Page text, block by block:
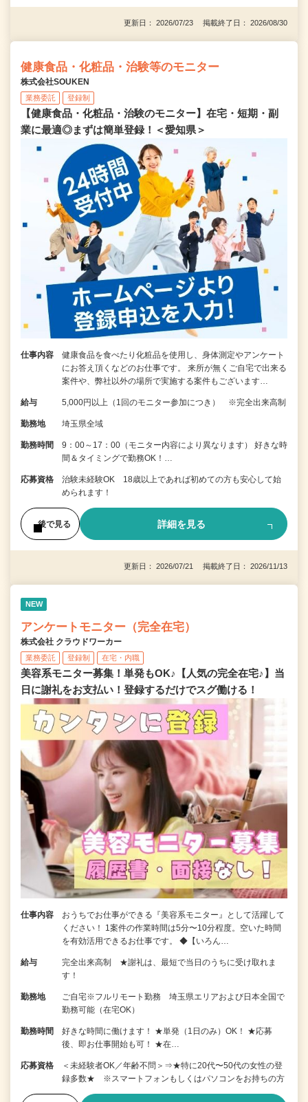
更新日： 2026/07/23 掲載終了日： 2026/08/30
健康食品・化粧品・治験等のモニター
株式会社SOUKEN
業務委託 登録制
【健康食品・化粧品・治験のモニター】在宅・短期・副
業に最適◎まずは簡単登録！＜愛知県＞
仕事内容
健康食品を食べたり化粧品を使用し、身体測定やアンケート
にお答え頂くなどのお仕事です。 来所が無くご自宅で出来る
案件や、弊社以外の場所で実施する案件もございます…
給与 5,000円以上（1回のモニター参加につき） ※完全出来高制
勤務地 埼玉県全域
勤務時間
9：00～17：00（モニター内容により異なります） 好きな時
間＆タイミングで勤務OK！…
応募資格
治験未経験OK 18歳以上であれば初めての方も安心して始
められます！
後で見る 詳細を見る
更新日： 2026/07/21 掲載終了日： 2026/11/13
NEW
アンケートモニター（完全在宅）
株式会社 クラウドワーカー
業務委託 登録制 在宅・内職
美容系モニター募集！単発もOK♪【人気の完全在宅♪】当
日に謝礼をお支払い！登録するだけでスグ働ける！
仕事内容
おうちでお仕事ができる『美容系モニター』として活躍して
ください！ 1案件の作業時間は5分〜10分程度。空いた時間
を有効活用できるお仕事です。 ◆【いろん…
給与
完全出来高制 ★謝礼は、最短で当日のうちに受け取れま
す！
勤務地
ご自宅※フルリモート勤務 埼玉県エリアおよび日本全国で
勤務可能（在宅OK）
勤務時間
好きな時間に働けます！ ★単発（1日のみ）OK！ ★応募
後、即お仕事開始も可！ ★在…
応募資格
＜未経験者OK／年齢不問＞⇒★特に20代〜50代の女性の登
録多数★ ※スマートフォンもしくはパソコンをお持ちの方